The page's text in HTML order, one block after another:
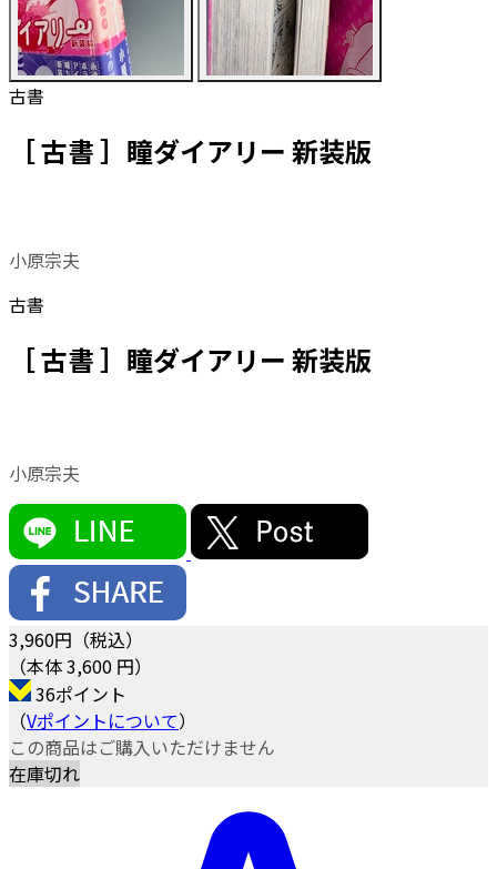
古書
［ 古書 ］瞳ダイアリー 新装版
小原宗夫
古書
［ 古書 ］瞳ダイアリー 新装版
小原宗夫
3,960円（税込）
（本体 3,600 円）
36ポイント
（Vポイントについて）
この商品はご購入いただけません
在庫切れ